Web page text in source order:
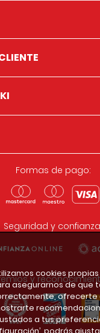
Formas de pago:
Seguridad y
y cookies
asegurarnos de que
ofrecerte
a tus
podrás